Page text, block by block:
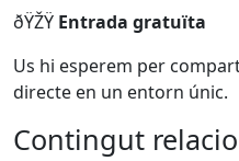
ðŸŽŸ️ Entrada gratuïta
Us hi esperem per
directe en un entorn únic.
Contingut